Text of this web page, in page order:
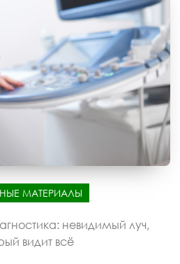
МАТЕРИАЛЫ
невидимый луч,
видит всё